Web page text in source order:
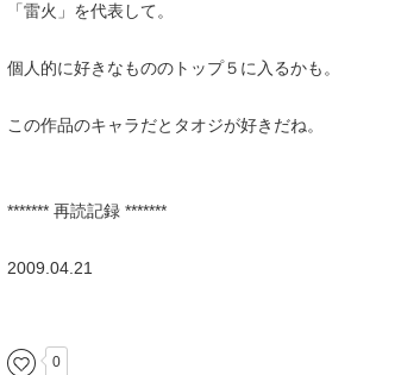
「雷火」を代表して。
個人的に好きなもののトップ５に入るかも。
この作品のキャラだとタオジが好きだね。
******* 再読記録 *******
2009.04.21
0